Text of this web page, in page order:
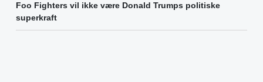
Foo Fighters vil ikke være Donald Trumps politiske
superkraft